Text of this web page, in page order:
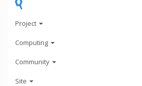
Project
Computing
Community
Site